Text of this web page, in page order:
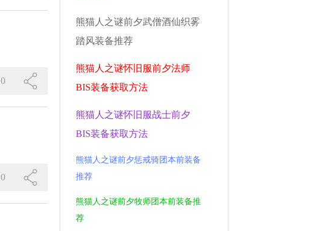
0
0
熊猫人之谜前夕武僧酒仙织雾
踏风装备推荐
熊猫人之谜怀旧服前夕法师
BIS装备获取方法
熊猫人之谜怀旧服战士前夕
BIS装备获取方法
熊猫人之谜前夕惩戒骑团本前装备
推荐
熊猫人之谜前夕牧师团本前装备推
荐